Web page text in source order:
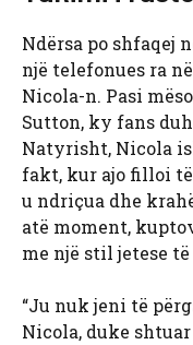
Ndërsa po shfaqej
një telefonues ra
Nicola-n. Pasi
Sutton, ky fans
Natyrisht, Nicola
fakt, kur ajo filloi
u ndriçua dhe
atë moment,
me një stil jetese
“Ju nuk jeni të
Nicola, duke